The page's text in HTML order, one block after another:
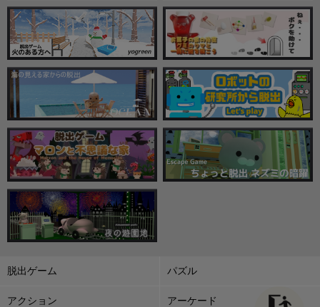
脱出ゲーム パズル
アクション アーケード